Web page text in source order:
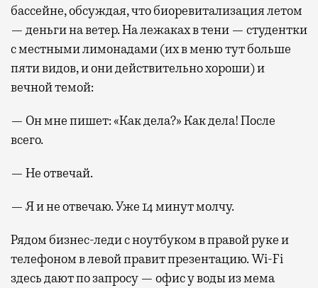
бассейне, обсуждая, что биоревитализация летом
— деньги на ветер. На лежаках в тени — студентки
с местными лимонадами (их в меню тут больше
пяти видов, и они действительно хороши) и
вечной темой:
— Он мне пишет: «Как дела?» Как дела! После
всего.
— Не отвечай.
— Я и не отвечаю. Уже 14 минут молчу.
Рядом бизнес-леди с ноутбуком в правой руке и
телефоном в левой правит презентацию. Wi-Fi
здесь дают по запросу — офис у воды из мема